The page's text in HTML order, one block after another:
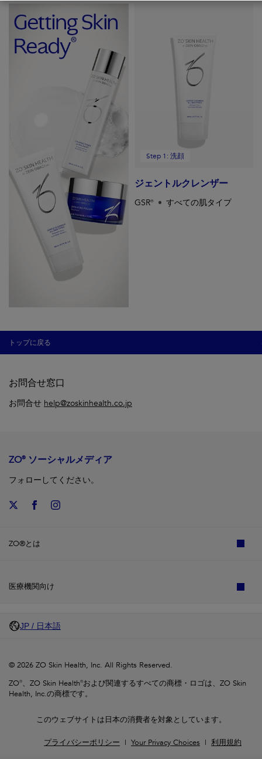
ジェントルクレンザー
Step 1: 洗顔
GSR® すべての肌タイプ
トップに戻る
お問合せ窓口
お問合せ help@zoskinhealth.co.jp
ZO® ソーシャルメディア
フォローしてください。
ZO®とは
医療機関向け
JP / 日本語
© 2026 ZO Skin Health, Inc. All Rights Reserved.
ZO®、ZO Skin Health®および関連するすべての商標・ロゴは、ZO Skin
Health, Inc.の商標です。
このウェブサイトは日本の消費者を対象としています。
プライバシーポリシー Your Privacy Choices 利用規約